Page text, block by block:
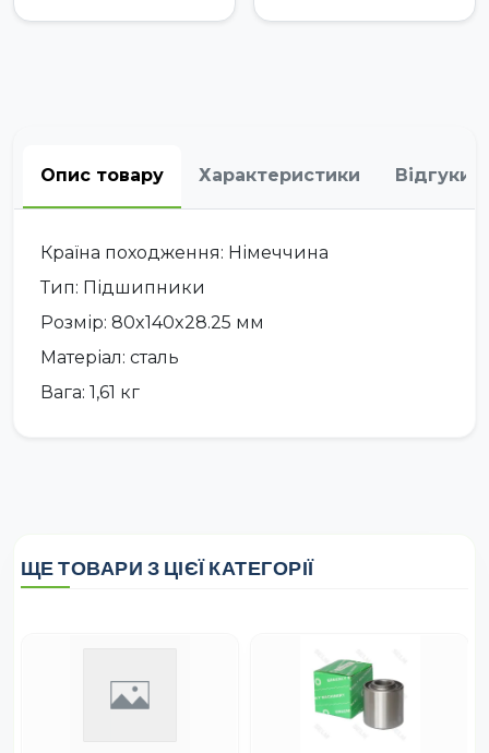
Опис товару Характеристики Відгуки
Країна походження: Німеччина
Тип: Підшипники
Розмір: 80x140x28.25 мм
Матеріал: сталь
Вага: 1,61 кг
ЩЕ ТОВАРИ З ЦІЄЇ КАТЕГОРІЇ